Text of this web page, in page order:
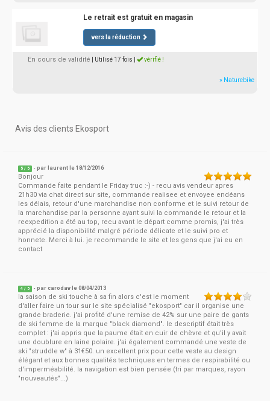
Le retrait est gratuit en magasin
vers la réduction
En cours de validité | Utilisé 17 fois vérifié !
» Naturebike
Avis des clients Ekosport
5 / 5 - par laurent le 18/12/2016
Bonjour
Commande faite pendant le Friday truc :-) - recu avis vendeur apres
21h30 via chat direct sur site, commande realisee et envoyee endéans
les délais, retour d'une marchandise non conforme et le suivi retour de
la marchandise par la personne ayant suivi la commande le retour et la
reexpedition a été au top, recu avant le départ comme promis, j'ai très
apprécié la disponibilité malgré période délicate et le suivi pro et
honnete. Merci à lui. je recommande le site et les gens que j'ai eu en
contact
4 / 5 - parcarodav le 08/04/2013
la saison de ski touche à sa fin alors c'est le moment
d'aller faire un tour sur le site spécialisé "ekosport" car il organise une
grande braderie. j'ai profité d'une remise de 42% sur une paire de gants
de ski femme de la marque "black diamond". le descriptif était très
complet : j'ai appris que la paume était en cuir de chèvre et qu'il y avait
une doublure en laine polaire. j'ai également commandé une veste de
ski "struddle w" à 31€50. un excellent prix pour cette veste au design
élégant et aux bonnes qualités techniques en termes de respirabilité ou
d'imperméabilité. la navigation est bien pensée (tri par marques, rayon
"nouveautés"...)